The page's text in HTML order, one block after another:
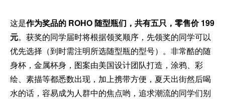
这是作为奖品的 ROHO 随型瓶们，共有五只，零售价 199
元。获奖的同学届时将根据领奖顺序，先领奖的同学可以
优先选择（到时需注明所选随型瓶的型号）。非常酷的随
身杯，金属杯身，图案由美国设计团队打造，涂鸦、彩
绘、素描等都悉数出现，加上携带方便，夏天出街然后喝
水的话，容易成为人群中的焦点哟，追求潮流的同学们别